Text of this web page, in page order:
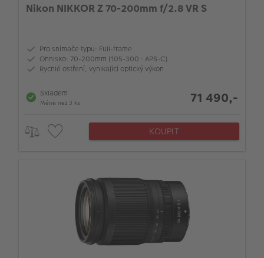
Nikon NIKKOR Z 70-200mm f/2.8 VR S
Pro snímače typu: Full-frame
Ohnisko: 70-200mm (105-300 : APS-C)
Rychlé ostření, vynikající optický výkon
Skladem
Méně než 3 ks 71 490,-
KOUPIT